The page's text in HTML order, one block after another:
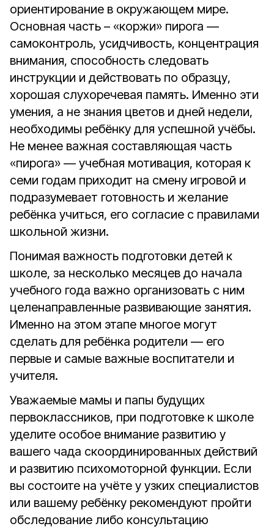
ориентирование в окружающем мире.
Основная часть – «коржи» пирога —
самоконтроль, усидчивость, концентрация
внимания, способность следовать
инструкции и действовать по образцу,
хорошая слухоречевая память. Именно эти
умения, а не знания цветов и дней недели,
необходимы ребёнку для успешной учёбы.
Не менее важная составляющая часть
«пирога» — учебная мотивация, которая к
семи годам приходит на смену игровой и
подразумевает готовность и желание
ребёнка учиться, его согласие с правилами
школьной жизни.
Понимая важность подготовки детей к
школе, за несколько месяцев до начала
учебного года важно организовать с ним
целенаправленные развивающие занятия.
Именно на этом этапе многое могут
сделать для ребёнка родители — его
первые и самые важные воспитатели и
учителя.
Уважаемые мамы и папы будущих
первоклассников, при подготовке к школе
уделите особое внимание развитию у
вашего чада скоординированных действий
и развитию психомоторной функции. Если
вы состоите на учёте у узких специалистов
или вашему ребёнку рекомендуют пройти
обследование либо консультацию